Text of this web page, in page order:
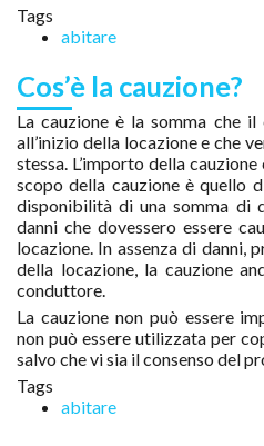
Tags
abitare
Cos’è la cauzione?
La cauzione è la somma che
all’inizio della locazione e che
stessa. L’importo della
scopo della cauzione è quello
disponibilità di una somma di
danni che dovessero essere
locazione. In assenza di danni,
della locazione, la cauzione
conduttore.
La cauzione non può essere
non può essere utilizzata per
salvo che vi sia il consenso del
Tags
abitare